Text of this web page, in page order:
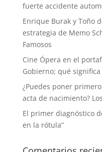
fuerte accidente
Enrique Burak y Toño
estrategia de Memo
Famosos
Cine Ópera en el
Gobierno; qué
¿Puedes poner
acta de nacimiento?
El primer diagnóstico
en la rótula”